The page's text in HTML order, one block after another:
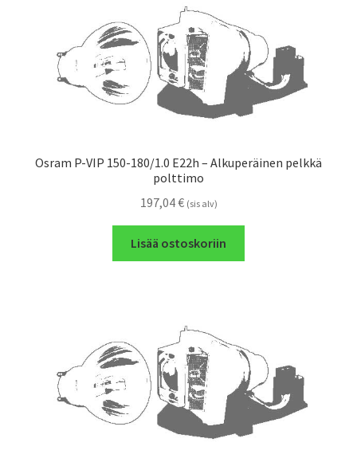
Osram P-VIP 150-180/1.0 E22h – Alkuperäinen pelkkä
polttimo
197,04€ (sis alv)
Lisää ostoskoriin